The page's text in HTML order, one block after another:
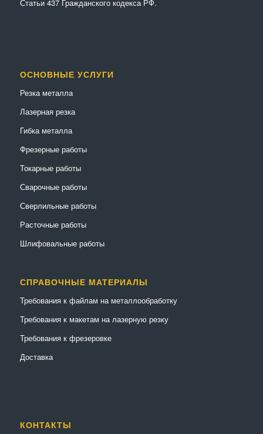
Статьи 437 Гражданского кодекса РФ.
ОСНОВНЫЕ УСЛУГИ
Резка металла
Лазерная резка
Гибка металла
Фрезерные работы
Токарные работы
Сварочные работы
Сверлильные работы
Расточные работы
Шлифовальные работы
СПРАВОЧНЫЕ МАТЕРИАЛЫ
Требования к файлам на металлообработку
Требования к макетам на лазерную резку
Требования к фрезеровке
Доставка
КОНТАКТЫ